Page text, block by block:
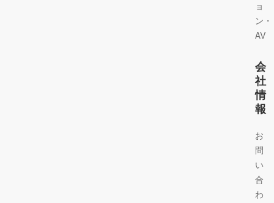
ョ
ン・
AV
会
社
情
報
お
問
い
合
わ